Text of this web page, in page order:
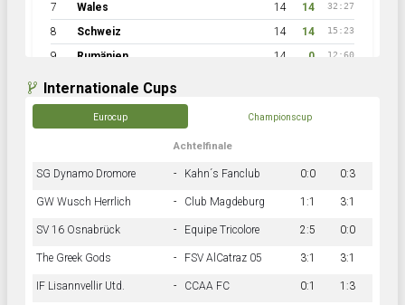
7 Wales 14 14 32:27
8 Schweiz 14 14 15:23
9 Rumänien 14 0 12:60
Internationale Cups
Eurocup Championscup
Achtelfinale
SG Dynamo Dromore - Kahn´s Fanclub 0:0 0:3
GW Wusch Herrlich - Club Magdeburg 1:1 3:1
SV 16 Osnabrück - Equipe Tricolore 2:5 0:0
The Greek Gods - FSV AlCatraz 05 3:1 3:1
IF Lisannvellir Utd. - CCAA FC 0:1 1:3